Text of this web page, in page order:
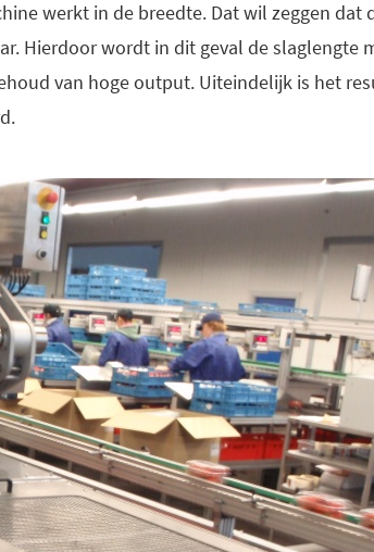
werkt in de breedte. Dat wil zeggen dat
Hierdoor wordt in dit geval de slaglengte
van hoge output. Uiteindelijk is het